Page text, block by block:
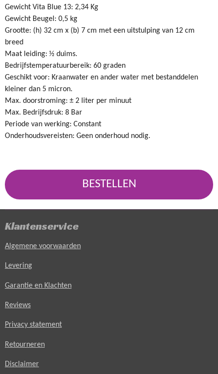
Gewicht Vita Blue 13: 2,34 Kg
Gewicht Beugel: 0,5 kg
Grootte: (h) 32 cm x (b) 7 cm met een uitstulping van 12 cm
breed
Maat leiding: ½ duims.
Bedrijfstemperatuurbereik: 60 graden
Geschikt voor: Kraanwater en ander water met bestanddelen
kleiner dan 5 micron.
Max. doorstroming: ± 2 liter per minuut
Max. Bedrijfsdruk: 8 Bar
Periode van werking: Constant
Onderhoudsvereisten: Geen onderhoud nodig.
BESTELLEN
Klantenservice
Algemene voorwaarden
Levering
Garantie en Klachten
Reviews
Privacy statement
Retourneren
Disclaimer